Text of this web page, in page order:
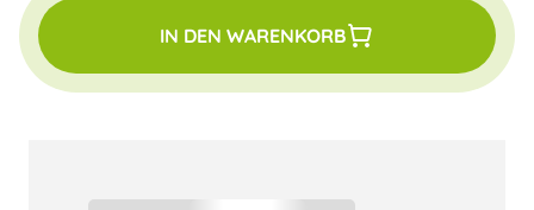
IN DEN WARENKORB